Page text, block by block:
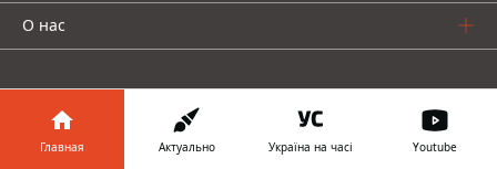
О нас
Главная Актуально Україна на часі Youtube